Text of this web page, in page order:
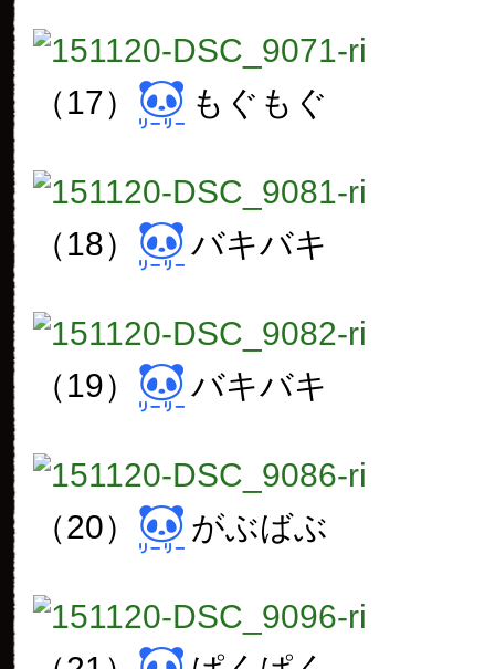
（17） もぐもぐ
（18） バキバキ
（19） バキバキ
（20） がぶばぶ